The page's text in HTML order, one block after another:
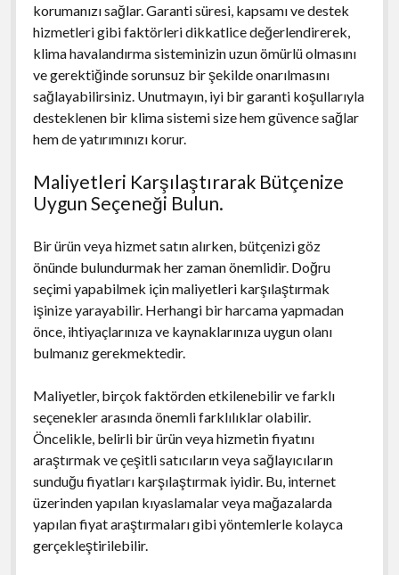
korumanızı sağlar. Garanti süresi, kapsamı ve destek
hizmetleri gibi faktörleri dikkatlice değerlendirerek,
klima havalandırma sisteminizin uzun ömürlü olmasını
ve gerektiğinde sorunsuz bir şekilde onarılmasını
sağlayabilirsiniz. Unutmayın, iyi bir garanti koşullarıyla
desteklenen bir klima sistemi size hem güvence sağlar
hem de yatırımınızı korur.
Maliyetleri Karşılaştırarak Bütçenize
Uygun Seçeneği Bulun.
Bir ürün veya hizmet satın alırken, bütçenizi göz
önünde bulundurmak her zaman önemlidir. Doğru
seçimi yapabilmek için maliyetleri karşılaştırmak
işinize yarayabilir. Herhangi bir harcama yapmadan
önce, ihtiyaçlarınıza ve kaynaklarınıza uygun olanı
bulmanız gerekmektedir.
Maliyetler, birçok faktörden etkilenebilir ve farklı
seçenekler arasında önemli farklılıklar olabilir.
Öncelikle, belirli bir ürün veya hizmetin fiyatını
araştırmak ve çeşitli satıcıların veya sağlayıcıların
sunduğu fiyatları karşılaştırmak iyidir. Bu, internet
üzerinden yapılan kıyaslamalar veya mağazalarda
yapılan fiyat araştırmaları gibi yöntemlerle kolayca
gerçekleştirilebilir.